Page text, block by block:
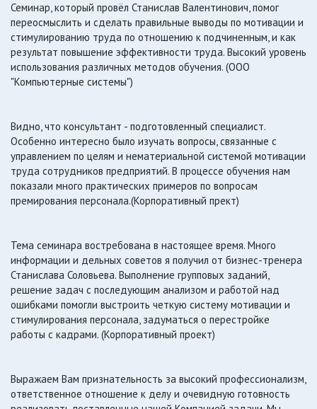
Семинар, который провёл Станислав Валентинович, помог
переосмыслить и сделать правильные выводы по мотивации и
стимулированию труда по отношению к подчиненным, и как
результат повышение эффективности труда. Высокий уровень
использования различных методов обучения. (ООО
"Компьютерные системы")
Видно, что консультант - подготовленный специалист.
Особенно интересно было изучать вопросы, связанные с
управлением по целям и нематериальной системой мотивации
труда сотрудников предприятий. В процессе обучения нам
показали много практических примеров по вопросам
премирования персонала.(Корпоративный прект)
Тема семинара востребована в настоящее время. Много
информации и дельных советов я получил от бизнес-тренера
Станислава Соловьева. Выполнение групповых заданий,
решение задач с последующим анализом и работой над
ошибками помогли выстроить четкую систему мотивации и
стимулирования персонала, задуматься о перестройке
работы с кадрами. (Корпоративный проект)
Выражаем Вам признательность за высокий профессионализм,
ответственное отношение к делу и очевидную готовность